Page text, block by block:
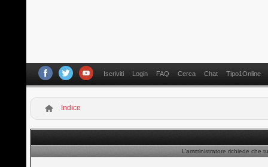
Iscriviti Login FAQ Cerca Chat Tipo1Online
Indice
L’amministratore richiede che